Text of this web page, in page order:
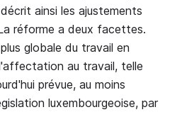
ainsi les ajustements
réforme a deux facettes.
globale du travail en
au travail, telle
prévue, au moins
luxembourgeoise, par